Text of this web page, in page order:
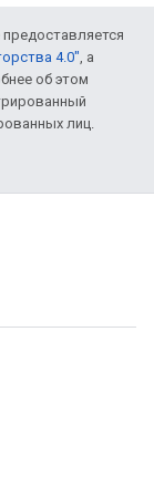
предоставляется
4.0", а
об этом
лиц.